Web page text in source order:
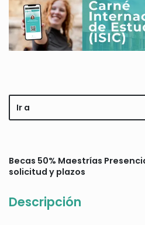
Ir a
Becas 50% Maestrías
solicitud y plazos
Descripción